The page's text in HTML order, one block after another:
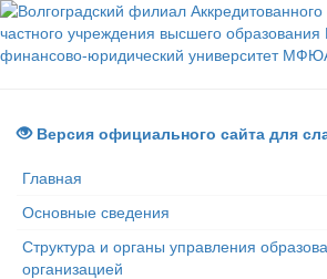
Версия официального сайта для
Главная
Основные сведения
Структура и органы управления
организацией